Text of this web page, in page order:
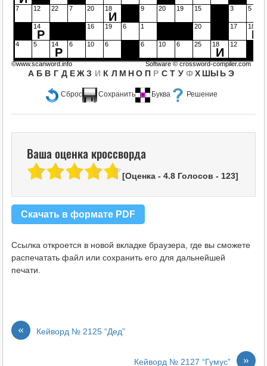
Сброс Сохранить Буква Решение
7 12 22 7 20 18
И
9 20 19 15 3 5
14
Р
16 19 6 1 20 17 18
И
4 5 14
Р
6 10 6 6 10 6 25 18
И
12
А Б В Г Д Е Ж З И К Л М Н О П Р С Т У Ф Х ШЫ Ь Э
©www.scanword.info Software ©crossword-compiler.com
Ваша оценка кроссворда
[Оценка - 4.8Голосов - 123]
Скачать в формате PDF
Ссылка откроется в новой вкладке браузера, где вы сможете
распечатать файл или сохранить его для дальнейшей
печати.
« Кейворд № 2125 “Дед”
»
Кейворд № 2127 “Гумус”